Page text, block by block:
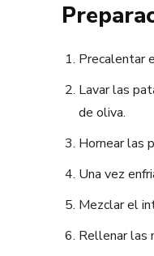
Precalentar
Lavar las
de oliva.
Hornear las
Una vez
Mezclar el
Rellenar las